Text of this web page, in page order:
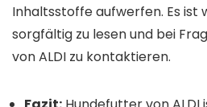
Inhaltsstoffe aufwerfen. Es ist
sorgfältig zu lesen und bei
von ALDI zu kontaktieren.